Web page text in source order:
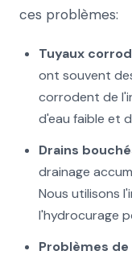
ces problèmes:
Tuyaux
ont souvent
corrodent de
d'eau faible et
Drains
drainage
Nous utilisons
l'hydrocurage
Problèmes